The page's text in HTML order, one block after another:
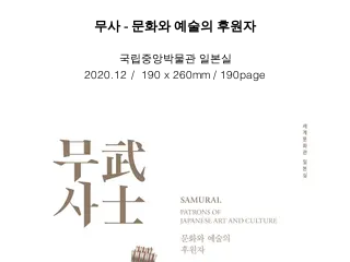
무사 - 문화와 예술의 후원자
국립중앙박물관 일본실
2020.12 / 190 x 260mm / 190page